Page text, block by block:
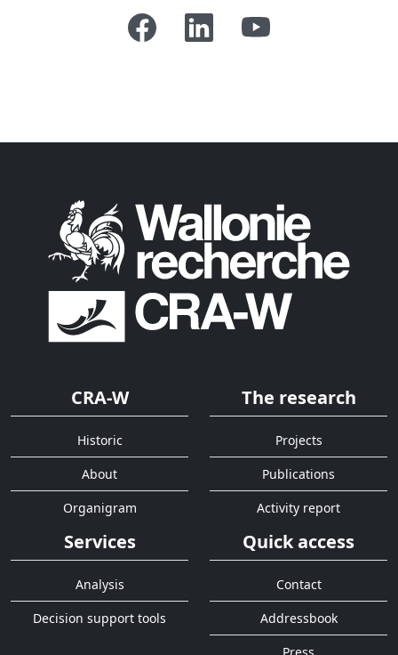
CRA-W
Historic
About
Organigram
The research
Projects
Publications
Activity report
Services
Analysis
Decision support tools
Quick access
Contact
Addressbook